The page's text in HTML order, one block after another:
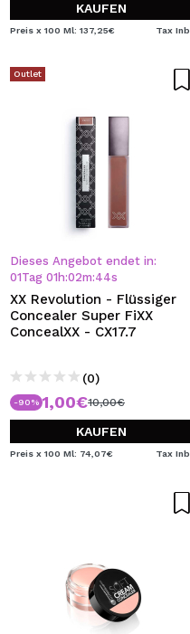
KAUFEN
Preis x 100 Ml: 137,25€ Tax Inb.
Outlet
Dieses Angebot endet in:
01Tag 01 h:02m:44s
XX Revolution - Flüssiger
Concealer Super FiXX
ConcealXX - CX17.7
(0)
-90% 1,00€10,00€
KAUFEN
Preis x 100 Ml: 74,07€ Tax Inb.